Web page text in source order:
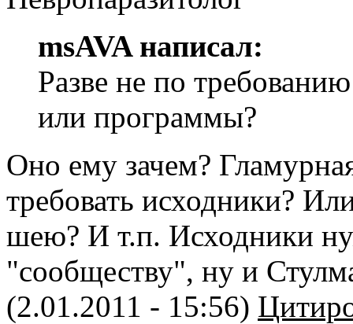
msAVA написал:
Разве не по
или программы?
Оно ему зачем?
требовать исходники?
шею? И т.п. Исходники
"сообществу", ну и
(2.01.2011 - 15:56)